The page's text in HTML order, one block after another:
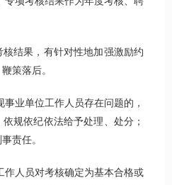
结果，有针对性地加强激励约
策落后。
业单位工作人员存在问题的，
规依纪依法给予处理、处分；
责任。
人员对考核确定为基本合格或